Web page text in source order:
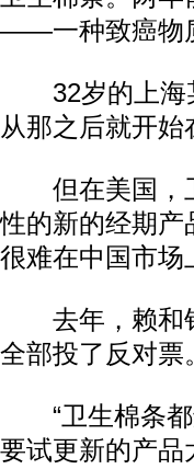
——一种致癌物
32岁的上海某
从那之后就开
但在美国，卫
性的新的经期产
很难在中国市场
去年，赖和销
全部投了反对票
“卫生棉条都
要试更新的产品